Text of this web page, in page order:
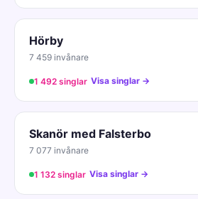
Hörby
7 459 invånare
1 492 singlar Visa singlar →
Skanör med Falsterbo
7 077 invånare
1 132 singlar Visa singlar →